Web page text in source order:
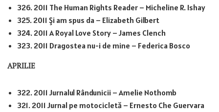
326. 2011 The Human Rights Reader – Micheline R. Ishay
325. 2011 Și am spus da – Elizabeth Gilbert
324. 2011 A Royal Love Story – James Clench
323. 2011 Dragostea nu-i de mine – Federica Bosco
APRILIE
322. 2011 Jurnalul Rândunicii – Amelie Nothomb
321. 2011 Jurnal pe motocicletă – Ernesto Che Guervara